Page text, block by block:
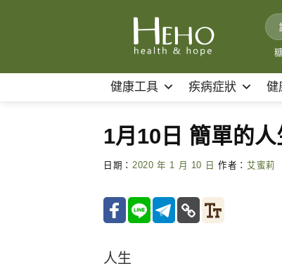
健康工具 疾病症狀 健
1月10日 簡單的
日期： 2020 年 1 月 10 日 作者： 艾蜜莉
人生